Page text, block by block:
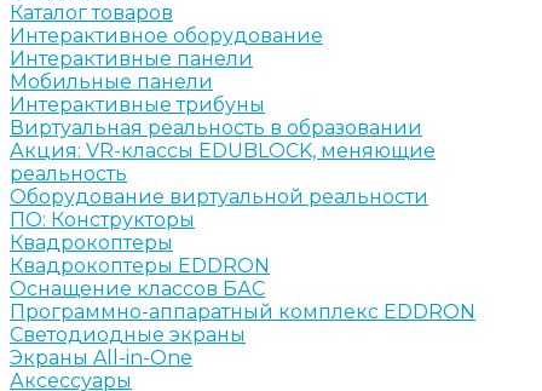
Каталог товаров
Интерактивное оборудование
Интерактивные панели
Мобильные панели
Интерактивные трибуны
Виртуальная реальность в образовании
Акция: VR-классы EDUBLOCK, меняющие
реальность
Оборудование виртуальной реальности
ПО: Конструкторы
Квадрокоптеры
Квадрокоптеры EDDRON
Оснащение классов БАС
Программно-аппаратный комплекс EDDRON
Светодиодные экраны
Экраны All-in-One
Аксессуары